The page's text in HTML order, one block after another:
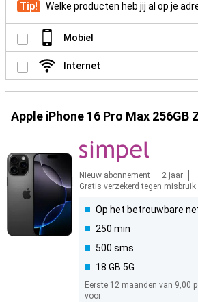
Tip! Welke producten heb jij al op je
Mobiel
Internet
Apple iPhone 16 Pro Max 256GB
Nieuw abonnement
2 jaar
Gratis verzekerd tegen misbruik
Op het betrouwbare
250 min
500 sms
18 GB 5G
Eerste 12 maanden van 9,00
voor: